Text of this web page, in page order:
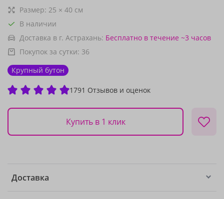
Размер: 25 × 40 см
В наличии
Доставка в г. Астрахань: Бесплатно в течение ~3 часов
Покупок за сутки: 36
Крупный бутон
1791 Отзывов и оценок
Купить в 1 клик
Доставка